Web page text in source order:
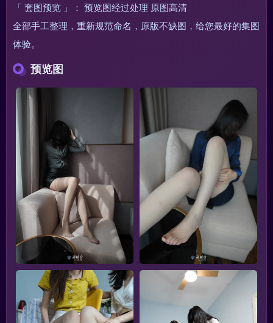
「 套图预览 」： 预览图经过处理 原图高清
全部手工整理，重新规范命名，原版不缺图，给您最好的集图
体验。
预览图